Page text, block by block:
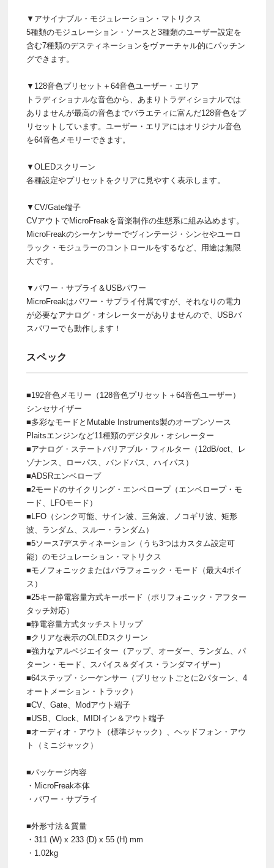
▼アサイナブル・モジュレーション・マトリクス
5種類のモジュレーション・ソースと3種類のユーザー設定を
含む7種類のデスティネーションをヴァーチャル的にパッチン
グできます。
▼128音色プリセット＋64音色ユーザー・エリア
トラディショナルな音色から、あまりトラディショナルでは
ありませんが最高の音色までバラエティに富んだ128音色をプ
リセットしています。ユーザー・エリアにはオリジナル音色
を64音色メモリーできます。
▼OLEDスクリーン
各種設定やプリセットをクリアに見やすく表示します。
▼CV/Gate端子
CVアウトでMicroFreakを音楽制作の生態系に組み込めます。
MicroFreakのシーケンサーでヴィンテージ・シンセやユーロ
ラック・モジュラーのコントロールをするなど、用途は無限
大です。
▼パワー・サプライ＆USBパワー
MicroFreakはパワー・サプライ付属ですが、それなりの電力
が必要なアナログ・オシレーターがありませんので、USBバ
スパワーでも動作します！
スペック
■192音色メモリー（128音色プリセット＋64音色ユーザー）
シンセサイザー
■多彩なモードとMutable Instruments製のオープンソース
Plaitsエンジンなど11種類のデジタル・オシレーター
■アナログ・ステートバリアブル・フィルター（12dB/oct、レ
ゾナンス、ローパス、バンドパス、ハイパス）
■ADSRエンベロープ
■2モードのサイクリング・エンベロープ（エンベロープ・モ
ード、LFOモード）
■LFO（シンク可能、サイン波、三角波、ノコギリ波、矩形
波、ランダム、スルー・ランダム）
■5ソース7デスティネーション（うち3つはカスタム設定可
能）のモジュレーション・マトリクス
■モノフォニックまたはパラフォニック・モード（最大4ボイ
ス）
■25キー静電容量方式キーボード（ポリフォニック・アフター
タッチ対応）
■静電容量方式タッチストリップ
■クリアな表示のOLEDスクリーン
■強力なアルペジエイター（アップ、オーダー、ランダム、パ
ターン・モード、スパイス＆ダイス・ランダマイザー）
■64ステップ・シーケンサー（プリセットごとに2パターン、4
オートメーション・トラック）
■CV、Gate、Modアウト端子
■USB、Clock、MIDIイン＆アウト端子
■オーディオ・アウト（標準ジャック）、ヘッドフォン・アウ
ト（ミニジャック）
■パッケージ内容
・MicroFreak本体
・パワー・サプライ
■外形寸法＆質量
・311 (W) x 233 (D) x 55 (H) mm
・1.02kg